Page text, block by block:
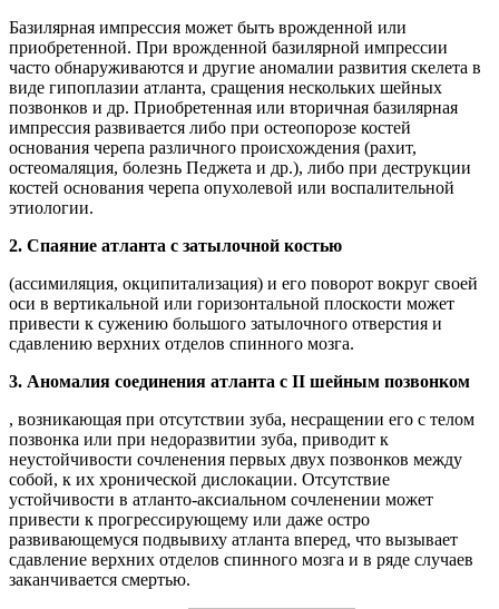
Базилярная импрессия может быть врожденной или
приобретенной. При врожденной базилярной импрессии
часто обнаруживаются и другие аномалии развития скелета в
виде гипоплазии атланта, сращения нескольких шейных
позвонков и др. Приобретенная или вторичная базилярная
импрессия развивается либо при остеопорозе костей
основания черепа различного происхождения (рахит,
остеомаляция, болезнь Педжета и др.), либо при деструкции
костей основания черепа опухолевой или воспалительной
этиологии.
2. Спаяние атланта с затылочной костью
(ассимиляция, окципитализация) и его поворот вокруг своей
оси в вертикальной или горизонтальной плоскости может
привести к сужению большого затылочного отверстия и
сдавлению верхних отделов спинного мозга.
3. Аномалия соединения атланта с II шейным позвонком
, возникающая при отсутствии зуба, несращении его с телом
позвонка или при недоразвитии зуба, приводит к
неустойчивости сочленения первых двух позвонков между
собой, к их хронической дислокации. Отсутствие
устойчивости в атланто-аксиальном сочленении может
привести к прогрессирующему или даже остро
развивающемуся подвывиху атланта вперед, что вызывает
сдавление верхних отделов спинного мозга и в ряде случаев
заканчивается смертью.